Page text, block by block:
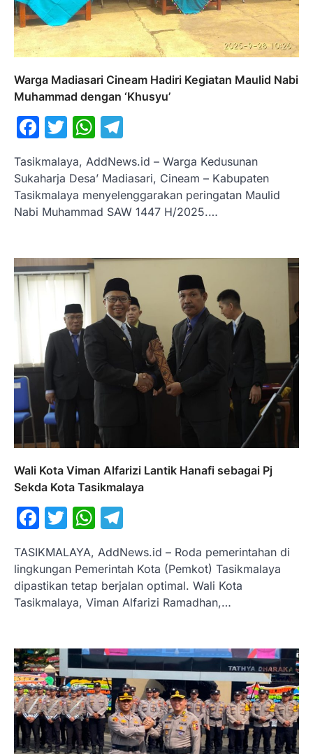
Warga Madiasari Cineam Hadiri Kegiatan Maulid Nabi
Muhammad dengan ‘Khusyu’
Facebook
TwitterWhatsApp
Tasikmalaya, AddNews.id – Warga Kedusunan
Sukaharja Desa’ Madiasari, Cineam – Kabupaten
Tasikmalaya menyelenggarakan peringatan Maulid
Nabi Muhammad SAW 1447 H/2025.…
Wali Kota Viman Alfarizi Lantik Hanafi sebagai Pj
Sekda Kota Tasikmalaya
Facebook
TwitterWhatsApp
TASIKMALAYA, AddNews.id – Roda pemerintahan di
lingkungan Pemerintah Kota (Pemkot) Tasikmalaya
dipastikan tetap berjalan optimal. Wali Kota
Tasikmalaya, Viman Alfarizi Ramadhan,…